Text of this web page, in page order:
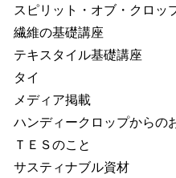
スピリット・オブ・クロッ
繊維の基礎講座
テキスタイル基礎講座
タイ
メディア掲載
ハンディークロップからの
ＴＥＳのこと
サスティナブル資材